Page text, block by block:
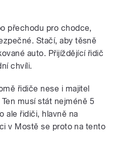
přechodu pro chodce,
Stačí, aby těsně
auto. Přijíždějící řidič
chvíli.
řidiče nese i majitel
musí stát nejméně 5
ale řidiči, hlavně na
v Mostě se proto na tento